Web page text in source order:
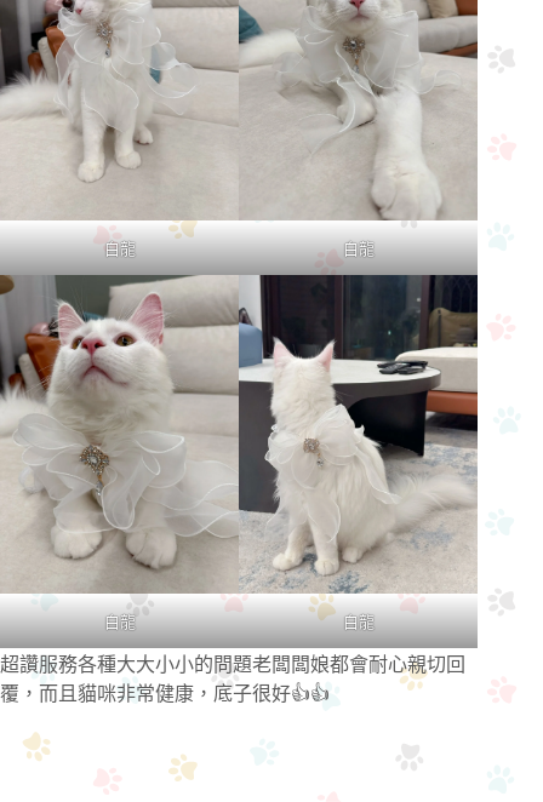
白龍 白龍
白龍 白龍
超讚服務各種大大小小的問題老闆闆娘都會耐心親切回
覆，而且貓咪非常健康，底子很好👍👍